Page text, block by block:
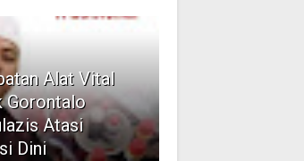
Alat Vital
Gorontalo
Atasi
Dini